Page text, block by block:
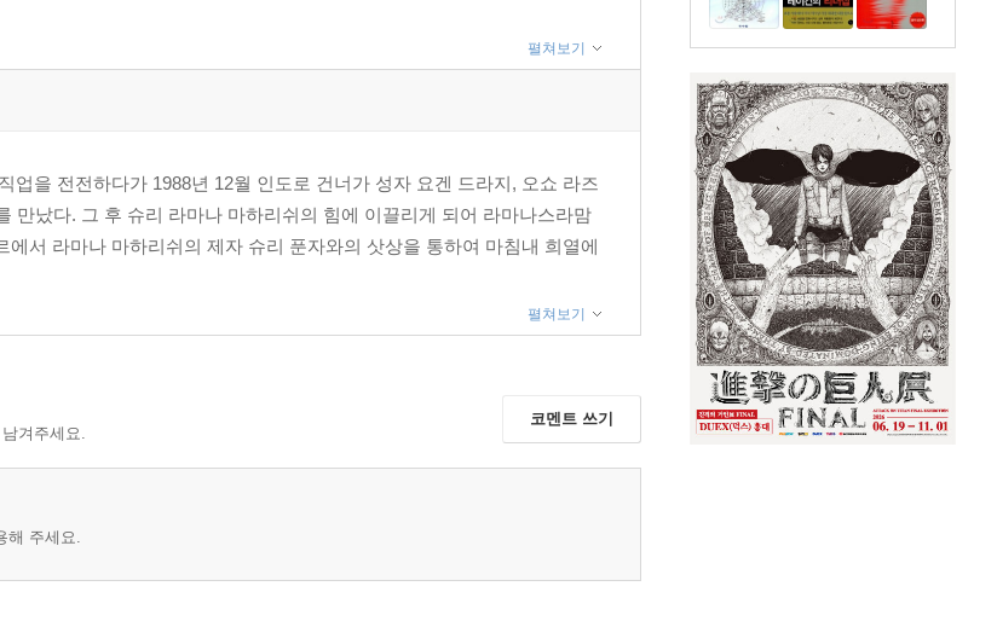
펼쳐보기
업을 전전하다가 1988년 12월 인도로 건너가 성자 요겐 드라지, 오쇼 라즈
만났다. 그 후 슈리 라마나 마하리쉬의 힘에 이끌리게 되어 라마나스라맘
서 라마나 마하리쉬의 제자 슈리 푼자와의 삿상을 통하여 마침내 희열에
펼쳐보기
겨주세요.
코멘트 쓰기
해 주세요.